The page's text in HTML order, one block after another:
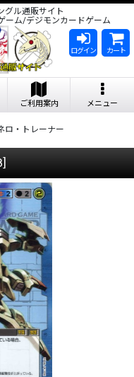
グル通販サイト
ーム/デジモンカードゲーム
ログイン カート
ご利用案内 メニュー
ロ・トレーナー
]